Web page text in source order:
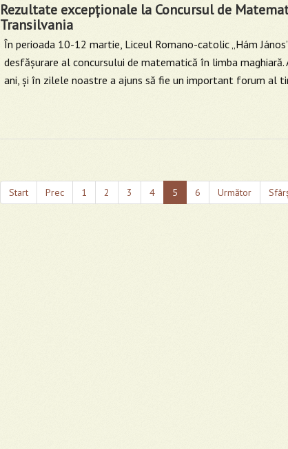
Rezultate excepţionale la Concursul de
Transilvania
În perioada 10-12 martie, Liceul Romano-catolic „Hám
desfășurare al concursului de matematică în limba
ani, şi în zilele noastre a ajuns să fie un important forum al
Start Prec 1 2 3 4 5 6 Următor